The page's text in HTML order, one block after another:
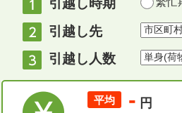
引越し時期
引越し先
引越し人数
平均 - 円